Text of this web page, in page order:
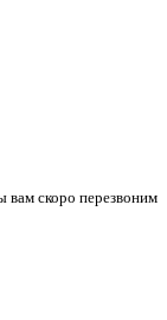
вам скоро перезвоним